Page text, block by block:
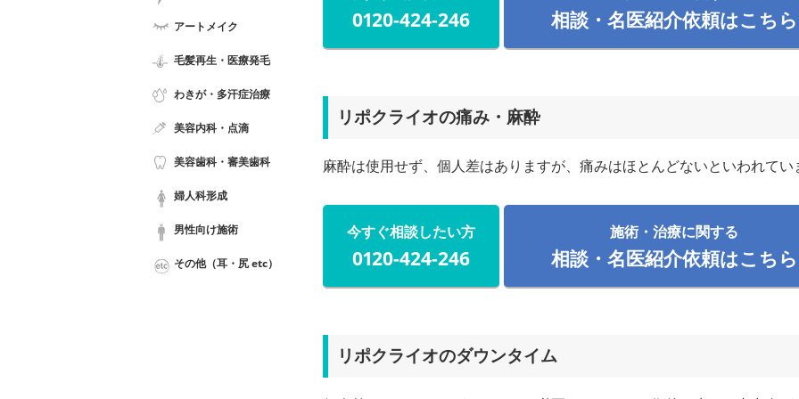
0120-424-246 相談・名医紹介依頼はこちら
リポクライオの痛み・麻酔
麻酔は使用せず、個人差はありますが、痛みはほとんどないといわれてい
今すぐ相談したい方
0120-424-246
施術・治療に関する
相談・名医紹介依頼はこちら
リポクライオのダウンタイム
アートメイク
毛髪再生・医療発毛
わきが・多汗症治療
美容内科・点滴
美容歯科・審美歯科
婦人科形成
男性向け施術
その他（耳・尻 etc）